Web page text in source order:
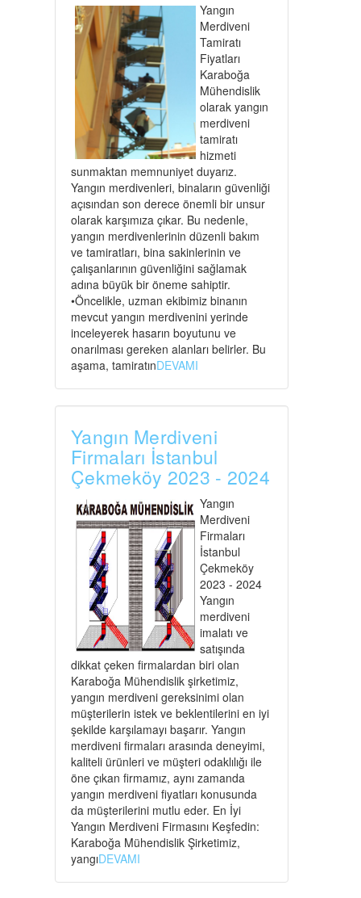
Yangın
Merdiveni
Tamiratı
Fiyatları
Karaboğa
Mühendislik
olarak yangın
merdiveni
tamiratı
hizmeti
sunmaktan memnuniyet duyarız.
Yangın merdivenleri, binaların güvenliği
açısından son derece önemli bir unsur
olarak karşımıza çıkar. Bu nedenle,
yangın merdivenlerinin düzenli bakım
ve tamiratları, bina sakinlerinin ve
çalışanlarının güvenliğini sağlamak
adına büyük bir öneme sahiptir.
•Öncelikle, uzman ekibimiz binanın
mevcut yangın merdivenini yerinde
inceleyerek hasarın boyutunu ve
onarılması gereken alanları belirler. Bu
aşama, tamiratınDEVAMI
Yangın Merdiveni
Firmaları İstanbul
Çekmeköy 2023 - 2024
Yangın
Merdiveni
Firmaları
İstanbul
Çekmeköy
2023 - 2024
Yangın
merdiveni
imalatı ve
satışında
dikkat çeken firmalardan biri olan
Karaboğa Mühendislik şirketimiz,
yangın merdiveni gereksinimi olan
müşterilerin istek ve beklentilerini en iyi
şekilde karşılamayı başarır. Yangın
merdiveni firmaları arasında deneyimi,
kaliteli ürünleri ve müşteri odaklılığı ile
öne çıkan firmamız, aynı zamanda
yangın merdiveni fiyatları konusunda
da müşterilerini mutlu eder. En İyi
Yangın Merdiveni Firmasını Keşfedin:
Karaboğa Mühendislik Şirketimiz,
yangıDEVAMI